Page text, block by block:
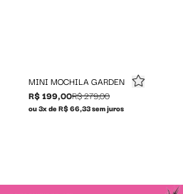
MINI MOCHILA GARDEN
R$ 199,00R$ 279,00
ou 3x de R$ 66,33 sem juros